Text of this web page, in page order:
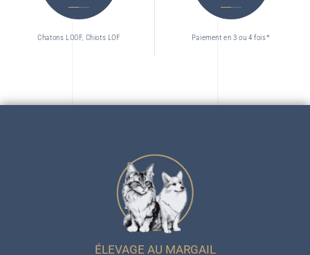
Chatons LOOF, Chiots LOF Paiement en 3 ou 4 fois*
ÉLEVAGE AU MARGAIL